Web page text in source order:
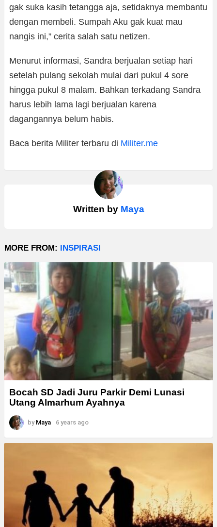
gak suka kasih tetangga aja, setidaknya membantu
dengan membeli. Sumpah Aku gak kuat mau
nangis ini,” cerita salah satu netizen.
Menurut informasi, Sandra berjualan setiap hari
setelah pulang sekolah mulai dari pukul 4 sore
hingga pukul 8 malam. Bahkan terkadang Sandra
harus lebih lama lagi berjualan karena
dagangannya belum habis.
Baca berita Militer terbaru di Militer.me
Written by Maya
MORE FROM: INSPIRASI
Bocah SD Jadi Juru Parkir Demi Lunasi
Utang Almarhum Ayahnya
by Maya 6 years ago